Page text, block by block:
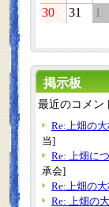
30
31 1
掲示板
最近のコメン
Re:上畑の
当]
Re: 上畑に
承会]
Re:上畑の
Re: 上畑の